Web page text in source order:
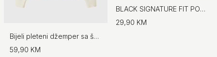
Bijeli pleteni džemper sa šalom - No.97
59,90 KM
BLACK SIGNATURE FIT POLO
29,90 KM